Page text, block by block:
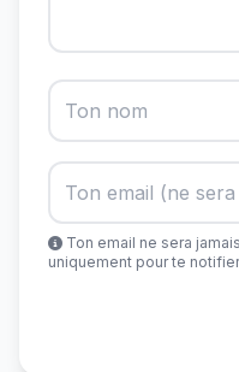
Ton email ne sera
uniquement pour te